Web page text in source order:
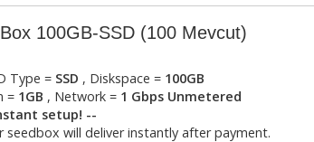
100GB-SSD (100 Mevcut)
Type = SSD , Diskspace = 100GB
= 1GB , Network = 1 Gbps Unmetered
setup! --
seedbox will deliver instantly after payment.